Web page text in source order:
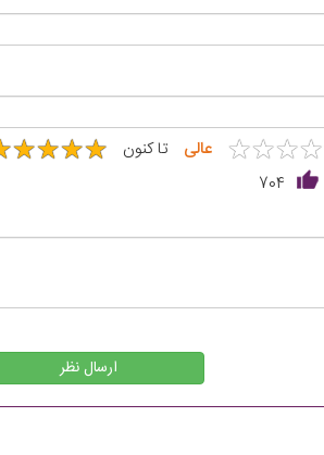
★★★★
★★★★ عالی تا کنون ★★★★
★★★★
704
ارسال نظر